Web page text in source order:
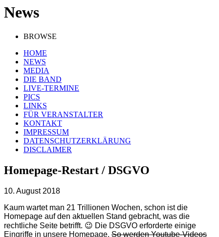
News
BROWSE
HOME
NEWS
MEDIA
DIE BAND
LIVE-TERMINE
PICS
LINKS
FÜR VERANSTALTER
KONTAKT
IMPRESSUM
DATENSCHUTZERKLÄRUNG
DISCLAIMER
Homepage-Restart / DSGVO
10. August 2018
Kaum wartet man 21 Trillionen Wochen, schon ist die
Homepage auf den aktuellen Stand gebracht, was die
rechtliche Seite betrifft. 😉 Die DSGVO erforderte einige
Eingriffe in unsere Homepage. So werden Youtube-Videos